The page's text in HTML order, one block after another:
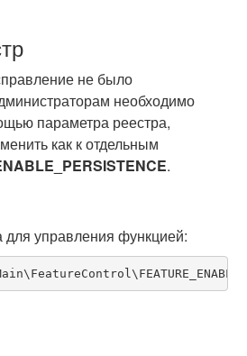
не было
необходимо
параметра реестра,
как к отдельным
.
управления функцией: